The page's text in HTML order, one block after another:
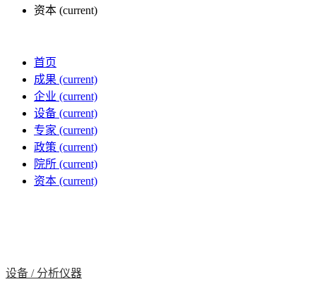
资本 (current)
首页
成果 (current)
企业 (current)
设备 (current)
专家 (current)
政策 (current)
院所 (current)
资本 (current)
设备 / 分析仪器